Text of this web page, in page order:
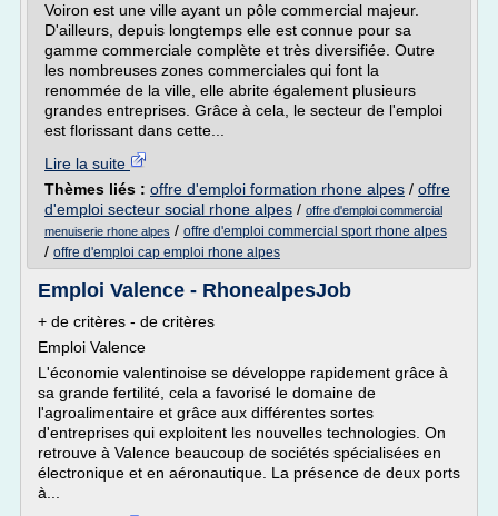
Voiron est une ville ayant un pôle commercial majeur.
D'ailleurs, depuis longtemps elle est connue pour sa
gamme commerciale complète et très diversifiée. Outre
les nombreuses zones commerciales qui font la
renommée de la ville, elle abrite également plusieurs
grandes entreprises. Grâce à cela, le secteur de l'emploi
est florissant dans cette...
Lire la suite
Thèmes liés : offre d'emploi formation rhone alpes / offre
d'emploi secteur social rhone alpes / offre d'emploi commercial
menuiserie rhone alpes / offre d'emploi commercial sport rhone alpes
/ offre d'emploi cap emploi rhone alpes
Emploi Valence - RhonealpesJob
+ de critères - de critères
Emploi Valence
L'économie valentinoise se développe rapidement grâce à
sa grande fertilité, cela a favorisé le domaine de
l'agroalimentaire et grâce aux différentes sortes
d'entreprises qui exploitent les nouvelles technologies. On
retrouve à Valence beaucoup de sociétés spécialisées en
électronique et en aéronautique. La présence de deux ports
à...